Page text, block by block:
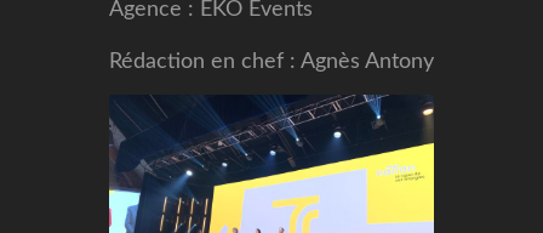
Agence : EKO Events
Rédaction en chef : Agnès Antony